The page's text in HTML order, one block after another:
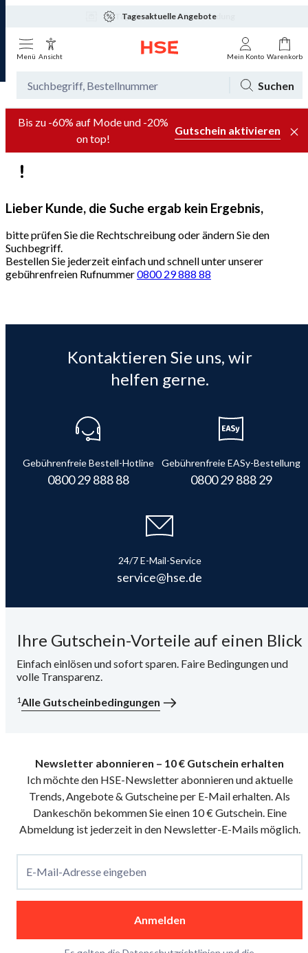
Tagesaktuelle Angebote
Menü Ansicht Mein Konto Warenkorb
Suchen
Bis zu -60% auf Mode und -20%
on top!
Gutschein aktivieren
Lieber Kunde, die Suche ergab kein Ergebnis,
bitte prüfen Sie die Rechtschreibung oder ändern Sie den
Suchbegriff.
Bestellen Sie jederzeit einfach und schnell unter unserer
gebührenfreien Rufnummer0800 29 888 88
Kontaktieren Sie uns, wir
helfen gerne.
Gebührenfreie Bestell-Hotline
0800 29 888 88
Gebührenfreie EASy-Bestellung
0800 29 888 29
24/7 E-Mail-Service
service@hse.de
Ihre Gutschein-Vorteile auf einen Blick
Einfach einlösen und sofort sparen. Faire Bedingungen und
volle Transparenz.
1Alle Gutscheinbedingungen
Newsletter abonnieren – 10 € Gutschein erhalten
Ich möchte den HSE-Newsletter abonnieren und aktuelle
Trends, Angebote & Gutscheine per E-Mail erhalten. Als
Dankeschön bekommen Sie einen 10 € Gutschein. Eine
Abmeldung ist jederzeit in den Newsletter-E-Mails möglich.
E-Mail-Adresse eingeben
Anmelden